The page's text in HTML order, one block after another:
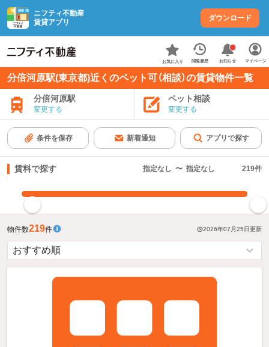
ニフティ不動産
賃貸アプリ
ダウンロード
お気に入り 閲覧履歴 お知らせ マイページ
分倍河原駅(東京都)近くのペット可（相談）の賃貸物件一覧
分倍河原駅
変更する
ペット相談
変更する
条件を保存 新着通知 アプリで探す
賃料で探す 指定なし 〜 指定なし 219件
物件数219件 2026年07月25日更新